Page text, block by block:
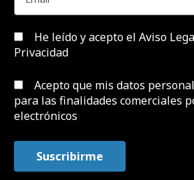
He leído y acepto el Aviso
Privacidad
Acepto que mis datos
para las finalidades comerciales
electrónicos